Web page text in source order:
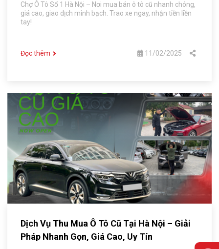
Chợ Ô Tô Số 1 Hà Nội – Nơi mua bán ô tô cũ nhanh chóng,
giá cao, giao dịch minh bạch. Trao xe ngay, nhận tiền liền
tay!
Đọc thêm 11/02/2025
Dịch Vụ Thu Mua Ô Tô Cũ Tại Hà Nội – Giải
Pháp Nhanh Gọn, Giá Cao, Uy Tín